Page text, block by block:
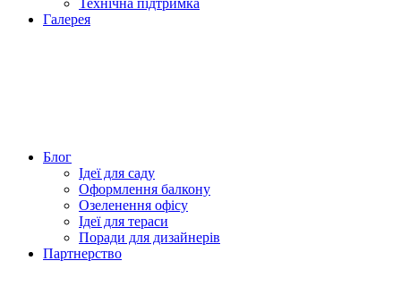
Технічна підтримка
Галерея
Блог
Ідеї для саду
Оформлення балкону
Озеленення офісу
Ідеї для тераси
Поради для дизайнерів
Партнерство